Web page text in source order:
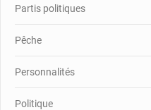
Partis politiques
Pêche
Personnalités
Politique